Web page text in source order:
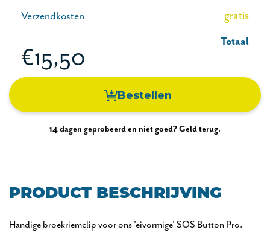
Verzendkosten gratis
Totaal
€15,50
Bestellen
14 dagen geprobeerd en niet goed? Geld terug.
PRODUCT BESCHRIJVING
Handige broekriemclip voor ons 'eivormige' SOS Button Pro.